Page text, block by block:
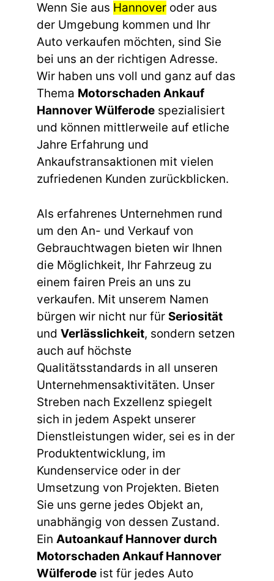
Wenn Sie aus Hannover oder aus
der Umgebung kommen und Ihr
Auto verkaufen möchten, sind Sie
bei uns an der richtigen Adresse.
Wir haben uns voll und ganz auf das
Thema Motorschaden Ankauf
Hannover Wülferode spezialisiert
und können mittlerweile auf etliche
Jahre Erfahrung und
Ankaufstransaktionen mit vielen
zufriedenen Kunden zurückblicken.
Als erfahrenes Unternehmen rund
um den An- und Verkauf von
Gebrauchtwagen bieten wir Ihnen
die Möglichkeit, Ihr Fahrzeug zu
einem fairen Preis an uns zu
verkaufen. Mit unserem Namen
bürgen wir nicht nur für Seriosität
und Verlässlichkeit, sondern setzen
auch auf höchste
Qualitätsstandards in all unseren
Unternehmensaktivitäten. Unser
Streben nach Exzellenz spiegelt
sich in jedem Aspekt unserer
Dienstleistungen wider, sei es in der
Produktentwicklung, im
Kundenservice oder in der
Umsetzung von Projekten. Bieten
Sie uns gerne jedes Objekt an,
unabhängig von dessen Zustand.
Ein Autoankauf Hannover durch
Motorschaden Ankauf Hannover
Wülferode ist für jedes Auto